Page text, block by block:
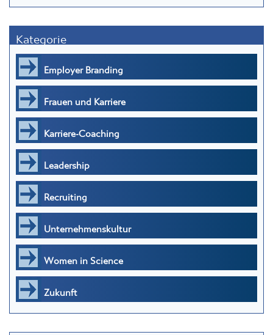
Kategorie
Employer Branding
Frauen und Karriere
Karriere-Coaching
Leadership
Recruiting
Unternehmenskultur
Women in Science
Zukunft